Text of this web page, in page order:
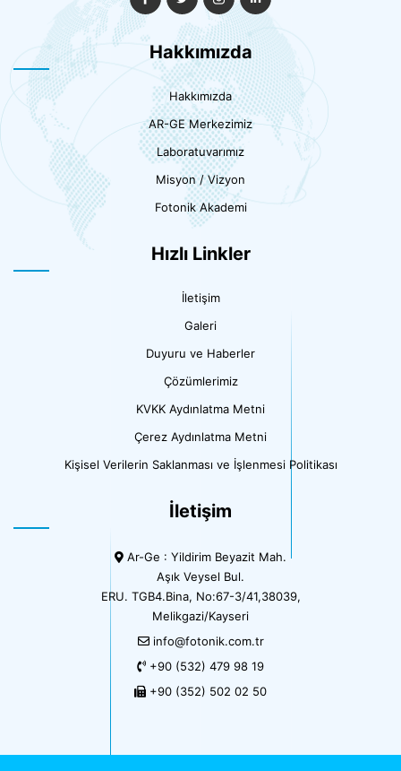
Hakkımızda
Hakkımızda
AR-GE Merkezimiz
Laboratuvarımız
Misyon / Vizyon
Fotonik Akademi
Hızlı Linkler
İletişim
Galeri
Duyuru ve Haberler
Çözümlerimiz
KVKK Aydınlatma Metni
Çerez Aydınlatma Metni
Kişisel Verilerin Saklanması ve İşlenmesi Politikası
İletişim
Ar-Ge : Yildirim Beyazit Mah.
Aşık Veysel Bul.
ERU. TGB4.Bina, No:67-3/41,38039,
Melikgazi/Kayseri
info@fotonik.com.tr
+90 (532) 479 98 19
+90 (352) 502 02 50